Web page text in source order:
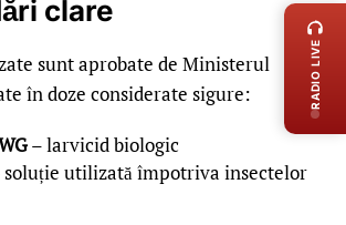
clare
sunt aprobate de Ministerul
în doze considerate sigure:
– larvicid biologic
utilizată împotriva insectelor
RADIO LIVE